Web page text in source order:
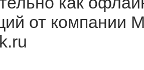
от компании